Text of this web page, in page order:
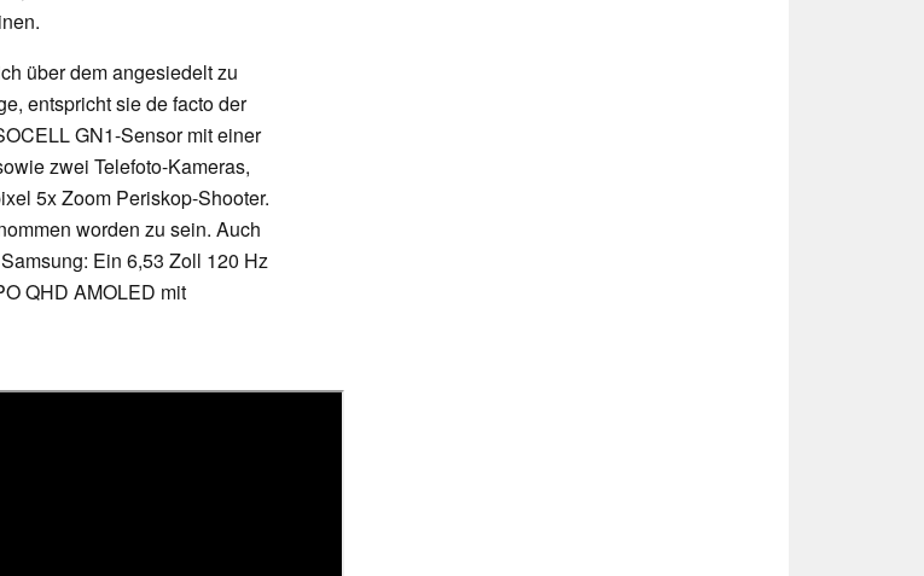
über dem angesiedelt zu
entspricht sie de facto der
GN1-Sensor mit einer
zwei Telefoto-Kameras,
5x Zoom Periskop-Shooter.
worden zu sein. Auch
Ein 6,53 Zoll 120 Hz
QHD AMOLED mit